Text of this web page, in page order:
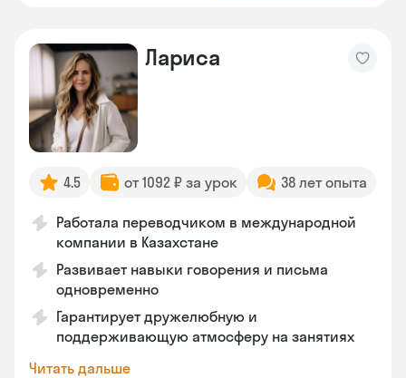
Лариса
4.5 от 1092 ₽ за урок 38 лет опыта
Работала переводчиком в международной
компании в Казахстане
Развивает навыки говорения и письма
одновременно
Гарантирует дружелюбную и
поддерживающую атмосферу на занятиях
Читать дальше